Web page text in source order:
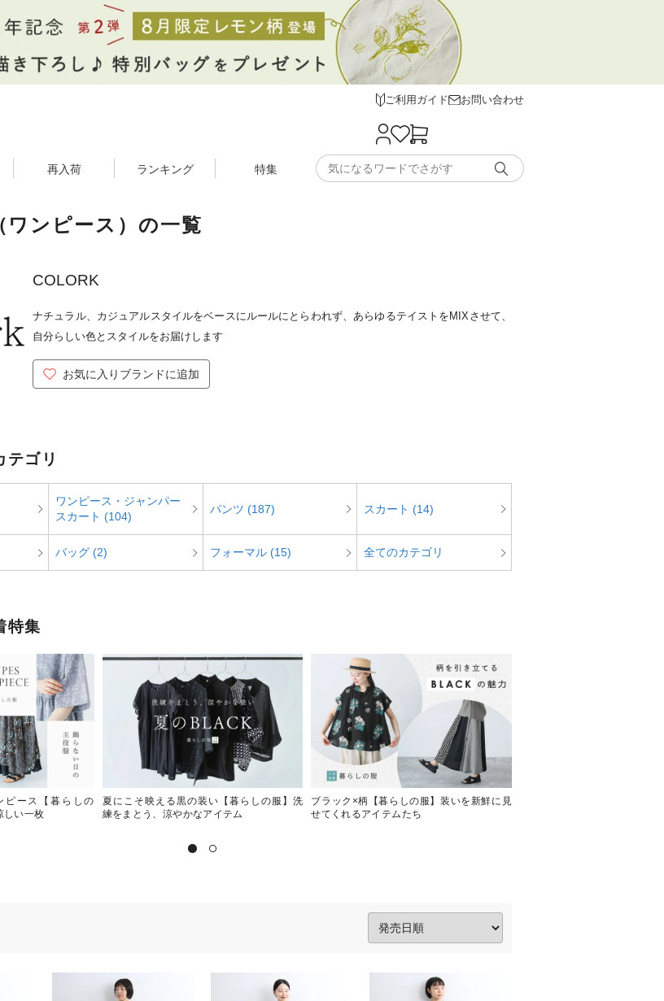
ご利用ガイド お問い合わせ
再入荷 ランキング 特集
ワンピース）の一覧
COLORK
ナチュラル、カジュアルスタイルをベースにルールにとらわれず、あらゆるテイストをMIXさせて、
自分らしい色とスタイルをお届けします
お気に入りブランドに追加
ゴリ
ワンピース・ジャンパー
スカート (104)
パンツ (187) スカート (14)
バッグ (2) フォーマル (15) 全てのカテゴリ
特集
ピース【暮らしの
しい一枚
夏にこそ映える黒の装い【暮らしの服】洗
練をまとう、涼やかなアイテム
ブラック×柄【暮らしの服】装いを新鮮に見
せてくれるアイテムたち